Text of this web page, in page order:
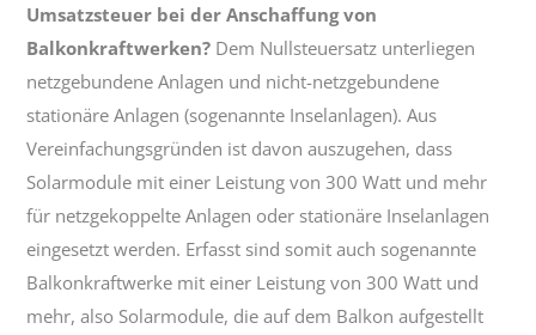
Umsatzsteuer bei der Anschaffung von
Balkonkraftwerken? Dem Nullsteuersatz unterliegen
netzgebundene Anlagen und nicht-netzgebundene
stationäre Anlagen (sogenannte Inselanlagen). Aus
Vereinfachungsgründen ist davon auszugehen, dass
Solarmodule mit einer Leistung von 300 Watt und mehr
für netzgekoppelte Anlagen oder stationäre Inselanlagen
eingesetzt werden. Erfasst sind somit auch sogenannte
Balkonkraftwerke mit einer Leistung von 300 Watt und
mehr, also Solarmodule, die auf dem Balkon aufgestellt